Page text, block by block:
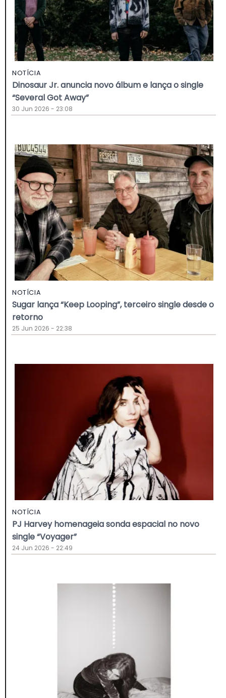
NOTÍCIA
Dinosaur Jr. anuncia novo álbum e lança o single
“Several Got Away”
30 Jun 2026 - 23:08
NOTÍCIA
Sugar lança “Keep Looping”, terceiro single desde o
retorno
25 Jun 2026 - 22:38
NOTÍCIA
PJ Harvey homenageia sonda espacial no novo
single “Voyager”
24 Jun 2026 - 22:49